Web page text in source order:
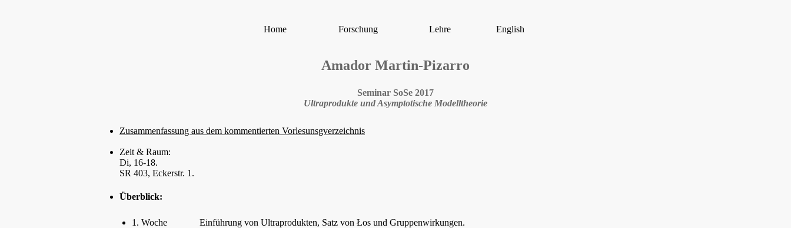
Home Forschung Lehre English
Amador Martin-Pizarro
Seminar SoSe 2017
Ultraprodukte und Asymptotische Modelltheorie
Zusammenfassung aus dem kommentierten Vorlesunsgverzeichnis
Zeit & Raum:
Di, 16-18.
SR 403, Eckerstr. 1.
Überblick:
1. Woche
Einführung von Ultraprodukten, Satz von Łos und Gruppenwirkungen.